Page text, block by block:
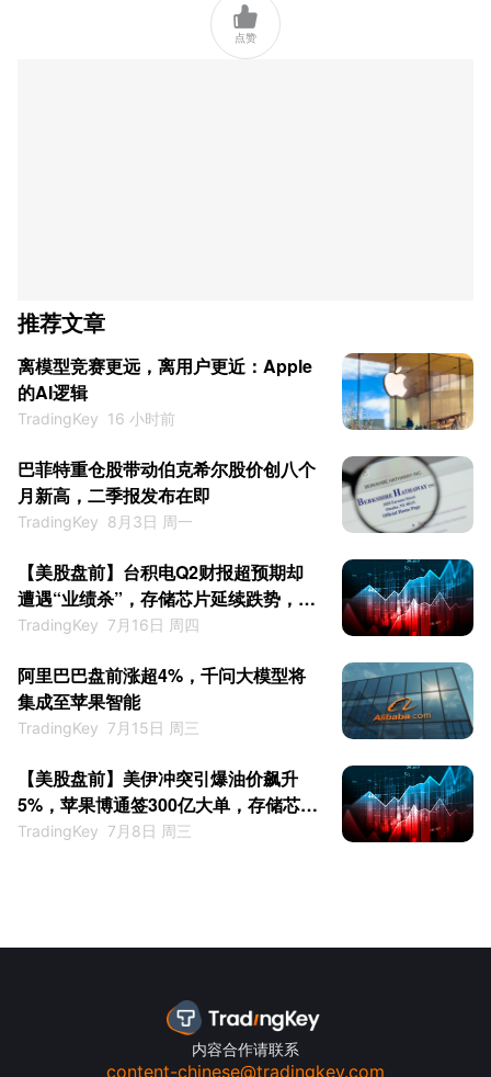

点赞
推荐文章
离模型竞赛更远，离用户更近：Apple
的AI逻辑
TradingKey 16 小时前
巴菲特重仓股带动伯克希尔股价创八个
月新高，二季报发布在即
TradingKey 8月3日 周一
【美股盘前】台积电Q2财报超预期却
遭遇“业绩杀”，存储芯片延续跌势，
SK海力士、闪迪跌超7%
TradingKey 7月16日 周四
阿里巴巴盘前涨超4%，千问大模型将
集成至苹果智能
TradingKey 7月15日 周三
【美股盘前】美伊冲突引爆油价飙升
5%，苹果博通签300亿大单，存储芯片
股再遭重挫
TradingKey 7月8日 周三
内容合作请联系
content-chinese@tradingkey.com